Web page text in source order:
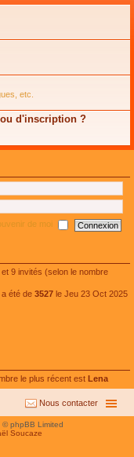
etc.
ou d'inscription ?
de moi
9 invités (selon le nombre
a été de 3527 le Jeu 23 Oct 2025
le plus récent est Lena
Nous contacter
© phpBB Limited
Soucaze